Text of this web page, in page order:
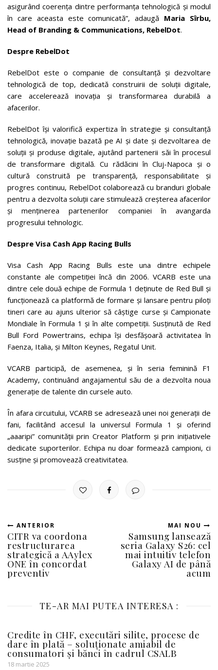
asigurând coerența dintre performanța tehnologică și modul
în care aceasta este comunicată”, adaugă Maria Sîrbu,
Head of Branding & Communications, RebelDot.
Despre RebelDot
RebelDot este o companie de consultanță și dezvoltare
tehnologică de top, dedicată construirii de soluții digitale,
care accelerează inovația și transformarea durabilă a
afacerilor.
RebelDot își valorifică expertiza în strategie și consultanță
tehnologică, inovație bazată pe AI și date și dezvoltarea de
soluții și produse digitale, ajutând partenerii săi în procesul
de transformare digitală. Cu rădăcini în Cluj-Napoca și o
cultură construită pe transparență, responsabilitate și
progres continuu, RebelDot colaborează cu branduri globale
pentru a dezvolta soluții care stimulează creșterea afacerilor
și menținerea partenerilor companiei în avangarda
progresului tehnologic.
Despre Visa Cash App Racing Bulls
Visa Cash App Racing Bulls este una dintre echipele
constante ale competiției încă din 2006. VCARB este una
dintre cele două echipe de Formula 1 deținute de Red Bull și
funcționează ca platformă de formare și lansare pentru piloți
tineri care au ajuns ulterior să câștige curse și Campionate
Mondiale în Formula 1 și în alte competiții. Susținută de Red
Bull Ford Powertrains, echipa își desfășoară activitatea în
Faenza, Italia, și Milton Keynes, Regatul Unit.
VCARB participă, de asemenea, și în seria feminină F1
Academy, continuând angajamentul său de a dezvolta noua
generație de talente din cursele auto.
În afara circuitului, VCARB se adresează unei noi generații de
fani, facilitând accesul la universul Formula 1 și oferind
„aaaripi” comunității prin Creator Platform și prin inițiativele
dedicate suporterilor. Echipa nu doar formează campioni, ci
susține și promovează creativitatea.
ANTERIOR
CITR va coordona
restructurarea
strategică a AAylex
ONE în concordat
preventiv
MAI NOU
Samsung lansează
seria Galaxy S26: cel
mai intuitiv telefon
Galaxy AI de până
acum
TE-AR MAI PUTEA INTERESA :
Credite în CHF, executări silite, procese de
dare în plată – soluționate amiabil de
consumatori și bănci în cadrul CSALB
18 martie 2025